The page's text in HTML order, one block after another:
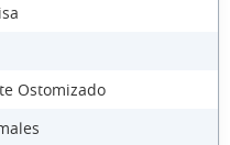
Ostomizado